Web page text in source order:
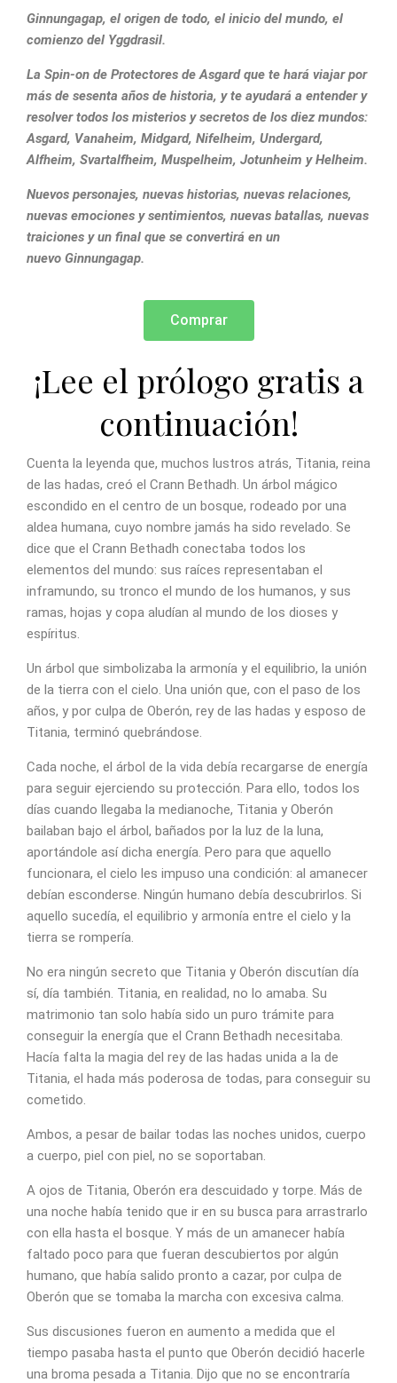
Ginnungagap, el origen de todo, el inicio del mundo, el
comienzo del Yggdrasil.
La Spin-on de Protectores de Asgard que te hará viajar por
más de sesenta años de historia, y te ayudará a entender y
resolver todos los misterios y secretos de los diez mundos:
Asgard, Vanaheim, Midgard, Nifelheim, Undergard,
Alfheim, Svartalfheim, Muspelheim, Jotunheim y Helheim.
Nuevos personajes, nuevas historias, nuevas relaciones,
nuevas emociones y sentimientos, nuevas batallas, nuevas
traiciones y un final que se convertirá en un
nuevo Ginnungagap.
Comprar
¡Lee el prólogo gratis a
continuación!
Cuenta la leyenda que, muchos lustros atrás, Titania, reina
de las hadas, creó el Crann Bethadh. Un árbol mágico
escondido en el centro de un bosque, rodeado por una
aldea humana, cuyo nombre jamás ha sido revelado. Se
dice que el Crann Bethadh conectaba todos los
elementos del mundo: sus raíces representaban el
inframundo, su tronco el mundo de los humanos, y sus
ramas, hojas y copa aludían al mundo de los dioses y
espíritus.
Un árbol que simbolizaba la armonía y el equilibrio, la unión
de la tierra con el cielo. Una unión que, con el paso de los
años, y por culpa de Oberón, rey de las hadas y esposo de
Titania, terminó quebrándose.
Cada noche, el árbol de la vida debía recargarse de energía
para seguir ejerciendo su protección. Para ello, todos los
días cuando llegaba la medianoche, Titania y Oberón
bailaban bajo el árbol, bañados por la luz de la luna,
aportándole así dicha energía. Pero para que aquello
funcionara, el cielo les impuso una condición: al amanecer
debían esconderse. Ningún humano debía descubrirlos. Si
aquello sucedía, el equilibrio y armonía entre el cielo y la
tierra se rompería.
No era ningún secreto que Titania y Oberón discutían día
sí, día también. Titania, en realidad, no lo amaba. Su
matrimonio tan solo había sido un puro trámite para
conseguir la energía que el Crann Bethadh necesitaba.
Hacía falta la magia del rey de las hadas unida a la de
Titania, el hada más poderosa de todas, para conseguir su
cometido.
Ambos, a pesar de bailar todas las noches unidos, cuerpo
a cuerpo, piel con piel, no se soportaban.
A ojos de Titania, Oberón era descuidado y torpe. Más de
una noche había tenido que ir en su busca para arrastrarlo
con ella hasta el bosque. Y más de un amanecer había
faltado poco para que fueran descubiertos por algún
humano, que había salido pronto a cazar, por culpa de
Oberón que se tomaba la marcha con excesiva calma.
Sus discusiones fueron en aumento a medida que el
tiempo pasaba hasta el punto que Oberón decidió hacerle
una broma pesada a Titania. Dijo que no se encontraría